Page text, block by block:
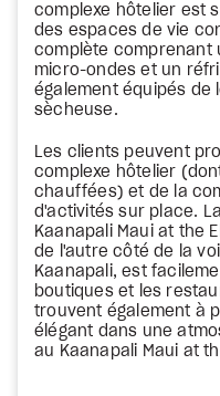
complexe hôtelier est
des espaces de vie
complète comprenant
micro-ondes et un
également équipés de
sècheuse.
Les clients peuvent
complexe hôtelier
chauffées) et de la
d'activités sur place.
Kaanapali Maui at the
de l'autre côté de la
Kaanapali, est
boutiques et les
trouvent également à
élégant dans une
au Kaanapali Maui at